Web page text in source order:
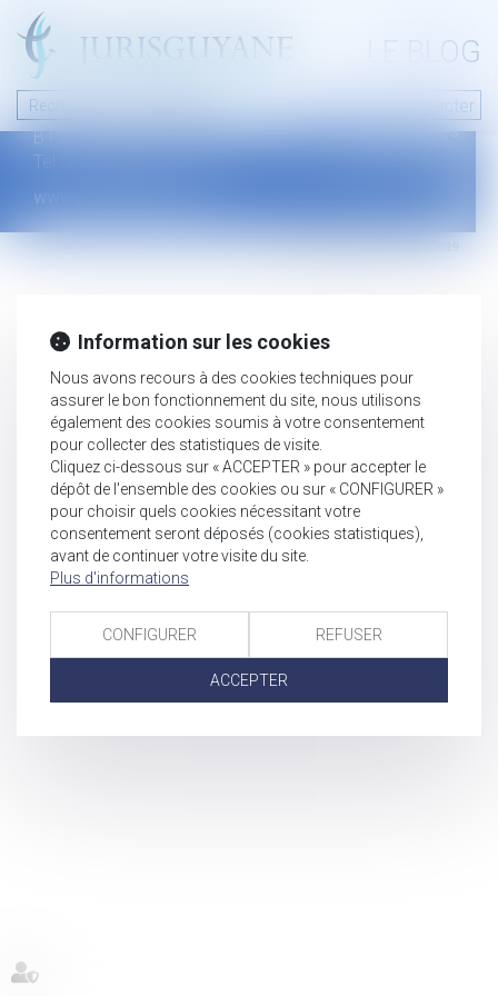
LE BLOG
Nous contacter
46 avenue de la liberté
B.P.315 - 97327 Cayenne Cedex
Tel : +594 594 29 45 35
www.jurisguyane.com
Mentions légales
Information sur les cookies
Nous avons recours à des cookies techniques pour
assurer le bon fonctionnement du site, nous utilisons
également des cookies soumis à votre consentement
pour collecter des statistiques de visite.
Cliquez ci-dessous sur « ACCEPTER » pour accepter le
dépôt de l'ensemble des cookies ou sur « CONFIGURER »
pour choisir quels cookies nécessitant votre
consentement seront déposés (cookies statistiques),
avant de continuer votre visite du site.
Plus d'informations
CONFIGURER REFUSER
ACCEPTER